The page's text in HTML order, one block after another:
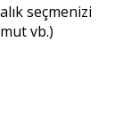
seçmenizi
vb.)